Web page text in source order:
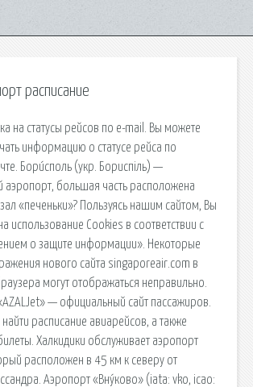
расписание
на статусы рейсов по e-mail. Вы можете
информацию о статусе рейса по
Бори́споль (укр. Бориспіль) —
большая часть расположена
«печеньки»? Пользуясь нашим сайтом, Вы
использование Cookies в соответствии с
о защите информации». Некоторые
нового сайта singaporeair.com в
могут отображаться неправильно.
— официальный сайт пассажиров.
расписание авиарейсов, а также
Халкидики обслуживает аэропорт
расположен в 45 км к северу от
Аэропорт «Вну́ково» (iata: vko, icao: